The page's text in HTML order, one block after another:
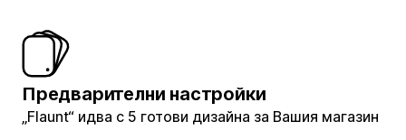
Предварителни настройки
„Flaunt“ идва с 5 готови дизайна за Вашия магазин